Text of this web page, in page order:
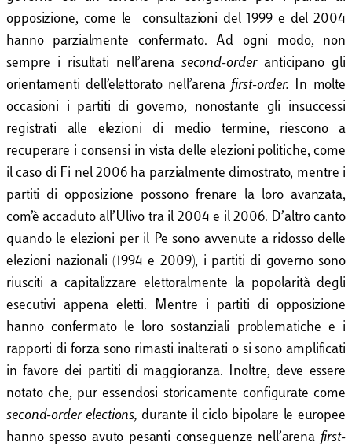
opposizione, come le consultazioni del 1999 e del 2004
hanno parzialmente confermato. Ad ogni modo, non
sempre i risultati nell’arena second-order anticipano gli
orientamenti dell’elettorato nell’arenafirst-order. In molte
occasioni i partiti di governo, nonostante gli insuccessi
registrati alle elezioni di medio termine, riescono a
recuperare i consensi in vista delle elezioni politiche, come
il caso di Fi nel 2006 ha parzialmente dimostrato, mentre i
partiti di opposizione possono frenare la loro avanzata,
com’è accaduto all’Ulivo tra il 2004 e il 2006. D’altro canto
quando le elezioni per il Pe sono avvenute a ridosso delle
elezioni nazionali (1994 e 2009), i partiti di governo sono
riusciti a capitalizzare elettoralmente la popolarità degli
esecutivi appena eletti. Mentre i partiti di opposizione
hanno confermato le loro sostanziali problematiche e i
rapporti di forza sono rimasti inalterati o si sono amplificati
in favore dei partiti di maggioranza. Inoltre, deve essere
notato che, pur essendosi storicamente configurate come
second-order elections, durante il ciclo bipolare le europee
hanno spesso avuto pesanti conseguenze nell’arena first-